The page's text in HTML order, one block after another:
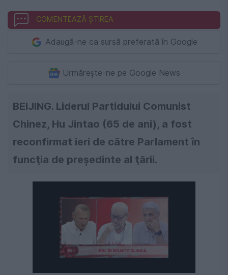
COMENTEAZĂ ȘTIREA
Adaugă-ne ca sursă preferată în Google
Urmărește-ne pe Google News
BEIJING. Liderul Partidului Comunist
Chinez, Hu Jintao (65 de ani), a fost
reconfirmat ieri de către Parlament în
funcţia de preşedinte al ţării.